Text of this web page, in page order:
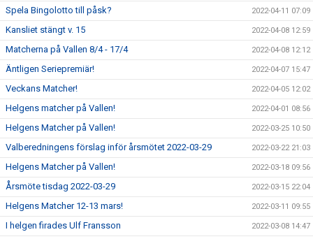
Spela Bingolotto till påsk? 2022-04-11 07:09
Kansliet stängt v. 15 2022-04-08 12:59
Matcherna på Vallen 8/4 - 17/4 2022-04-08 12:12
Äntligen Seriepremiär! 2022-04-07 15:47
Veckans Matcher! 2022-04-05 12:02
Helgens matcher på Vallen! 2022-04-01 08:56
Helgens Matcher på Vallen! 2022-03-25 10:50
Valberedningens förslag inför årsmötet 2022-03-29 2022-03-22 21:03
Helgens Matcher på Vallen! 2022-03-18 09:56
Årsmöte tisdag 2022-03-29 2022-03-15 22:04
Helgens Matcher 12-13 mars! 2022-03-11 09:55
I helgen firades Ulf Fransson 2022-03-08 14:47